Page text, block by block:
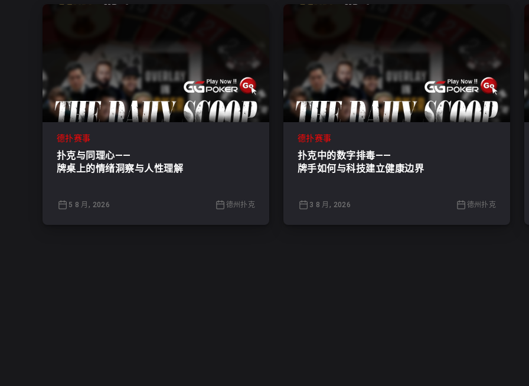
德扑赛事
扑克与同理心——
牌桌上的情绪洞察与人性理解
5 8 月, 2026 德州扑克
德扑赛事
扑克中的数字排毒——
牌手如何与科技建立健康边界
3 8 月, 2026 德州扑克